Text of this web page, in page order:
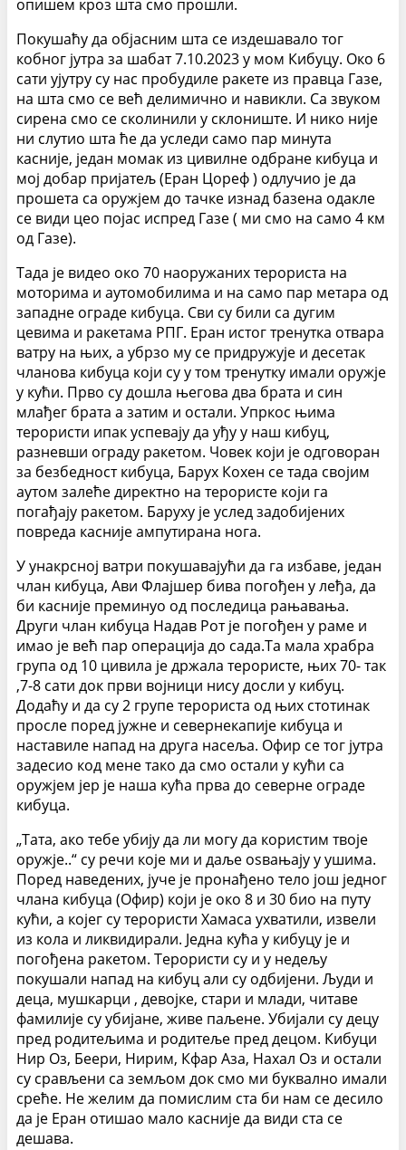
опишем кроз шта смо прошли.
Покушаћу да објасним шта се издешавало тог
кобног јутра за шабат 7.10.2023 у мом Кибуцу. Око 6
сати ујутру су нас пробудиле ракете из правца Газе,
на шта смо се већ делимично и навикли. Са звуком
сирена смо се сколинили у склониште. И нико није
ни слутио шта ће да уследи само пар минута
касније, један момак из цивилне одбране кибуца и
мој добар пријатељ (Еран Цореф ) одлучио је да
прошета са оружјем до тачке изнад базена одакле
се види цео појас испред Газе ( ми смо на само 4 км
од Газе).
Тада је видео око 70 наоружаних терориста на
моторима и аутомобилима и на само пар метара од
западне ограде кибуца. Сви су били са дугим
цевима и ракетама РПГ. Еран истог тренутка отвара
ватру на њих, а убрзо му се придружује и десетак
чланова кибуца који су у том тренутку имали оружје
у кући. Прво су дошла његова два брата и син
млађег брата а затим и остали. Упркос њима
терористи ипак успевају да уђу у наш кибуц,
разневши ограду ракетом. Човек који је одговоран
за безбедност кибуца, Барух Кохен се тада својим
аутом залеће директно на терористе који га
погађају ракетом. Баруху је услед задобијених
повреда касније ампутирана нога.
У унакрсној ватри покушавајући да га избаве, један
члан кибуца, Ави Флајшер бива погођен у леђа, да
би касније преминуо од последица рањавања.
Други члан кибуца Надав Рот је погођен у раме и
имао је већ пар операција до сада.Та мала храбра
група од 10 цивила је држала терористе, њих 70- так
,7-8 сати док први војници нису досли у кибуц.
Додаћу и да су 2 групе терориста од њих стотинак
просле поред јужне и севернекапије кибуца и
наставиле напад на друга насеља. Офир се тог јутра
задесио код мене тако да смо остали у кући са
оружјем јер је наша кућа прва до северне ограде
кибуца.
„Тата, ако тебе убију да ли могу да користим твоје
оружје..“ су речи које ми и даље оѕвањају у ушима.
Поред наведених, јуче је пронађено тело још једног
члана кибуца (Офир) који је око 8 и 30 био на путу
кући, а којег су терористи Хамаса ухватили, извели
из кола и ликвидирали. Једна кућа у кибуцу је и
погођена ракетом. Терористи су и у недељу
покушали напад на кибуц али су одбијени. Људи и
деца, мушкарци , девојке, стари и млади, читаве
фамилије су убијане, живе паљене. Убијали су децу
пред родитељима и родитеље пред децом. Кибуци
Нир Оз, Беери, Нирим, Кфар Аза, Нахал Оз и остали
су срављени са земљом док смо ми буквално имали
среће. Не желим да помислим ста би нам се десило
да је Еран отишао мало касније да види ста се
дешава.